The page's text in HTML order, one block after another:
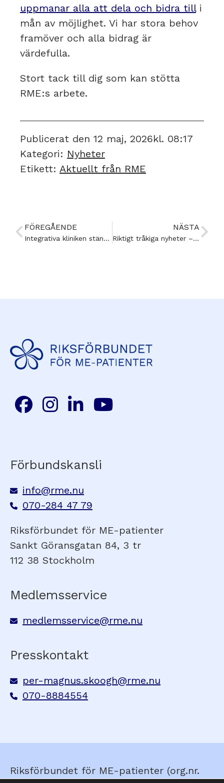
uppmanar alla att dela och bidra tilli
mån av möjlighet. Vi har stora behov
framöver och alla bidrag är
värdefulla.
Stort tack till dig som kan stötta
RME:s arbete.
Publicerat den 12 maj, 2026kl. 08:17
Kategori: Nyheter
Etikett: Aktuellt från RME
FÖREGÅENDE
Integrativa kliniken stänger – ”Ekonomin och orken räcker inte till”
NÄSTA
Riktigt tråkiga nyheter – men det finns ett litet hopp
Förbundskansli
info@rme.nu
070-284 47 79
Riksförbundet för ME-patienter
Sankt Göransgatan 84, 3 tr
112 38 Stockholm
Medlemsservice
medlemsservice@rme.nu
Presskontakt
per-magnus.skoogh@rme.nu
070-8884554
Riksförbundet för ME-patienter (org.nr.